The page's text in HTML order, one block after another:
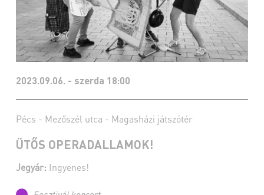
2023.09.06. - szerda 18:00
Pécs - Mezőszél utca - Magasházi játszótér
ÜTŐS OPERADALLAMOK!
Jegyár: Ingyenes!